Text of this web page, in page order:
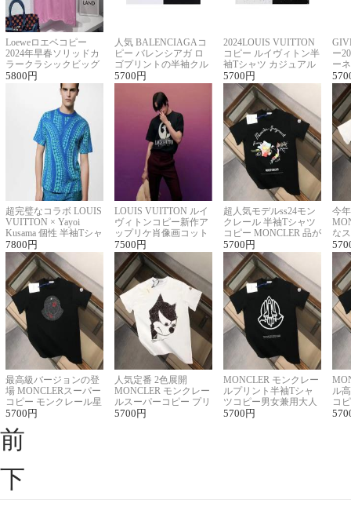
Loeweロエベコピー
2024年早春ソリッドカ
ラークラシックビッグ
ロゴ刺繍Tシャツ
5800 円
人気 BALENCIAGAコ
ピー バレンシアガ ロ
ゴプリントの半袖クル
ーネックTシャツ
5700 円
2024LOUIS VUITTON
コピー ルイヴィトン半
袖Tシャツ カジュアル
に馴染む 2色展開
5700 円
ー
ー
ー
超完璧なコラボ LOUIS
VUITTON × Yayoi
Kusama 個性 半袖Tシャ
ツコピー男女兼用
7800 円
LOUIS VUITTON ルイ
ヴィトンコピー新作ア
ップリケ肖像画コット
ンニット半袖Tシャツ
7500 円
超人気モデルss24モン
クレール 半袖Tシャツ
コピー MONCLER 品が
良く見た目
5700 円
今
な
ル
最高級バージョンの登
場 MONCLERスーパー
コピー モンクレール星
座半袖Tシャツ
5700 円
人気定番 2色展開
MONCLER モンクレー
ルスーパーコピー プリ
ント半袖Tシャツ
5700 円
MONCLER モンクレー
ルプリント半袖Tシャ
ツコピー男女兼用大人
可愛い春夏コーデ
5700 円
ル
コ
ィ
前
下